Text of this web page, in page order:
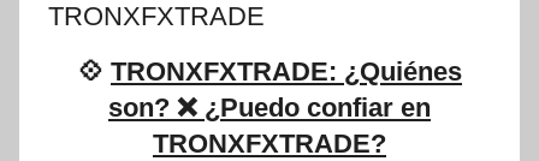
Estafado.com
TRONXFXTRADE
💠 TRONXFXTRADE: ¿Quiénes
son? ❌ ¿Puedo confiar en
TRONXFXTRADE?